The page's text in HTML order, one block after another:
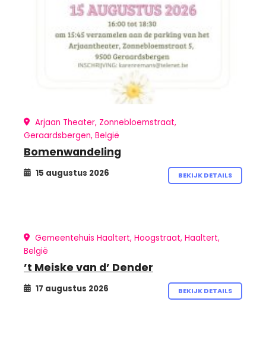
Arjaan Theater, Zonnebloemstraat,
Geraardsbergen, België
Bomenwandeling
15 augustus 2026 BEKIJK DETAILS
Gemeentehuis Haaltert, Hoogstraat, Haaltert,
België
’t Meiske van d’ Dender
17 augustus 2026 BEKIJK DETAILS